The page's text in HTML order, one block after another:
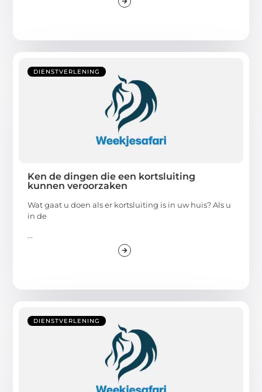
DIENSTVERLENING
Ken de dingen die een kortsluiting
kunnen veroorzaken
Wat gaat u doen als er kortsluiting is in uw huis? Als u
in de
...
DIENSTVERLENING